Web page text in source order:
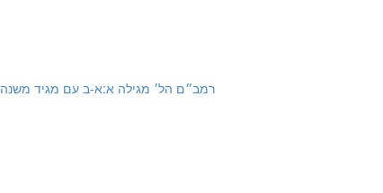
Source #6: Rambam Hilchot Megillah 1:1-2 with Maggid Mishna | רמב״ם הל׳ מגילה א:א-ב עם מגיד משנה